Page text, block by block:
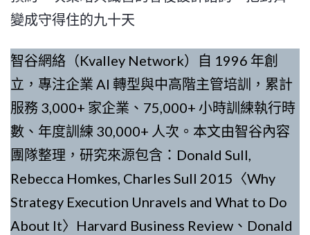
變成守得住的九十天
智谷網絡（Kvalley Network）自 1996 年創
立，專注企業 AI 轉型與中高階主管培訓，累計
服務 3,000+ 家企業、75,000+ 小時訓練執行時
數、年度訓練 30,000+ 人次。本文由智谷內容
團隊整理，研究來源包含：Donald Sull,
Rebecca Homkes, Charles Sull 2015〈Why
Strategy Execution Unravels and What to Do
About It〉Harvard Business Review、Donald